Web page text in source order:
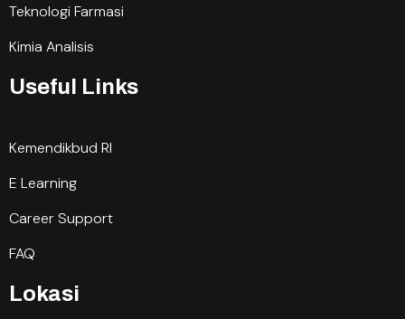
Teknologi Farmasi
Kimia Analisis
Useful Links
Kemendikbud RI
E Learning
Career Support
FAQ
Lokasi